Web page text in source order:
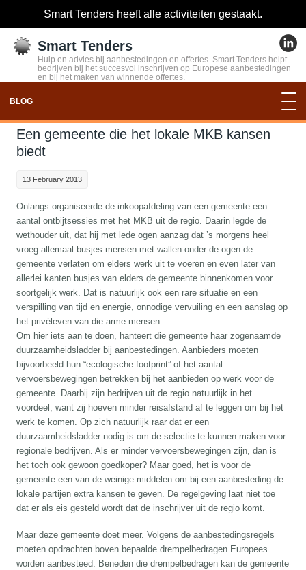
Smart Tenders heeft alle activiteiten gestaakt.
Smart Tenders
Hulp en advies bij aanbestedingen en offertes. Smart Tenders helpt
bedrijven bij het succesvol inschrijven op Europese aanbestedingen
en bij het maken van winnende offertes.
BLOG
Een gemeente die het lokale MKB kansen
biedt
13 February 2013
Onlangs organiseerde de inkoopafdeling van een gemeente een
aantal ontbijtsessies met het MKB uit de regio. Daarin legde de
wethouder uit, dat hij met lede ogen aanzag dat ’s morgens heel
vroeg allemaal busjes mensen met wallen onder de ogen de
gemeente verlaten om elders werk uit te voeren en even later van
allerlei kanten busjes van elders de gemeente binnenkomen voor
soortgelijk werk. Dat is natuurlijk ook een rare situatie en een
verspilling van tijd en energie, onnodige vervuiling en een aanslag op
het privéleven van die arme mensen.
Om hier iets aan te doen, hanteert die gemeente haar zogenaamde
duurzaamheidsladder bij aanbestedingen. Aanbieders moeten
bijvoorbeeld hun “ecologische footprint” of het aantal
vervoersbewegingen betrekken bij het aanbieden op werk voor de
gemeente. Daarbij zijn bedrijven uit de regio natuurlijk in het
voordeel, want zij hoeven minder reisafstand af te leggen om bij het
werk te komen. Op zich natuurlijk raar dat er een
duurzaamheidsladder nodig is om de selectie te kunnen maken voor
regionale bedrijven. Als er minder vervoersbewegingen zijn, dan is
het toch ook gewoon goedkoper? Maar goed, het is voor de
gemeente een van de weinige middelen om bij een aanbesteding de
lokale partijen extra kansen te geven. De regelgeving laat niet toe
dat er als eis gesteld wordt dat de inschrijver uit de regio komt.
Maar deze gemeente doet meer. Volgens de aanbestedingsregels
moeten opdrachten boven bepaalde drempelbedragen Europees
worden aanbesteed. Beneden die drempelbedragen kan de gemeente